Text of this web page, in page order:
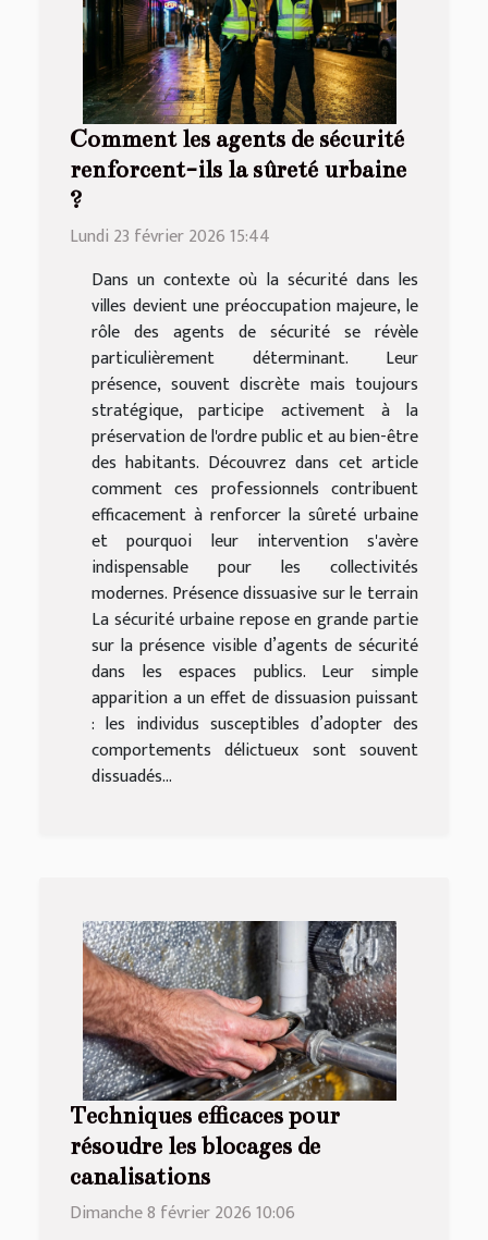
Comment les agents de sécurité
renforcent-ils la sûreté urbaine
?
Lundi 23 février 2026 15:44
Dans un contexte où la sécurité dans les
villes devient une préoccupation majeure, le
rôle des agents de sécurité se révèle
particulièrement déterminant. Leur
présence, souvent discrète mais toujours
stratégique, participe activement à la
préservation de l'ordre public et au bien-être
des habitants. Découvrez dans cet article
comment ces professionnels contribuent
efficacement à renforcer la sûreté urbaine
et pourquoi leur intervention s'avère
indispensable pour les collectivités
modernes. Présence dissuasive sur le terrain
La sécurité urbaine repose en grande partie
sur la présence visible d’agents de sécurité
dans les espaces publics. Leur simple
apparition a un effet de dissuasion puissant
: les individus susceptibles d’adopter des
comportements délictueux sont souvent
dissuadés...
Techniques efficaces pour
résoudre les blocages de
canalisations
Dimanche 8 février 2026 10:06